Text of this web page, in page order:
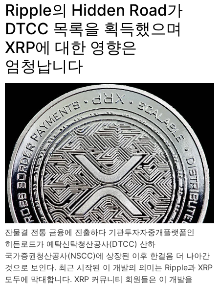
Ripple의 Hidden Road가
DTCC 목록을 획득했으며
XRP에 대한 영향은
엄청납니다
잔물결 전통 금융에 진출하다 기관투자자중개플랫폼인
히든로드가 예탁신탁청산공사(DTCC) 산하
국가증권청산공사(NSCC)에 상장된 이후 한걸음 더 나아간
것으로 보인다. 최근 시작된 이 개발의 의미는 Ripple과 XRP
모두에 막대합니다. XRP 커뮤니티 회원들은 이 개발을